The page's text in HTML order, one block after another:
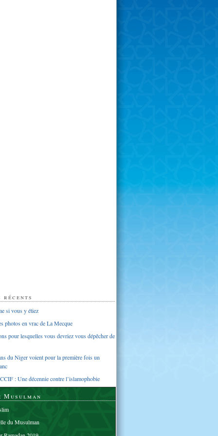
si vous y étiez
photos en vrac de La Mecque
pour lesquelles vous devriez vous dépêcher de
du Niger voient pour la première fois un
: Une décennie contre l’islamophobie
Musulman
du Musulman